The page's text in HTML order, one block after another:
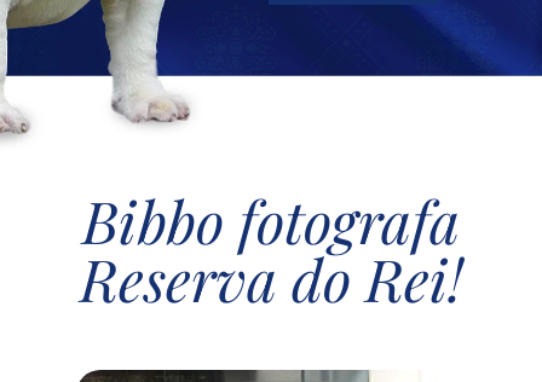
Bibbo fotografa
Reserva do Rei!